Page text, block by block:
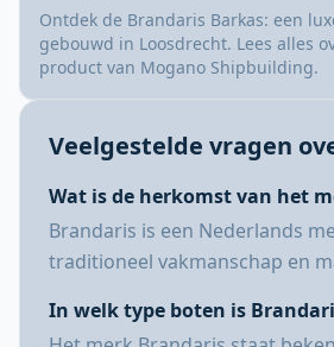
Ontdek de Brandaris Barkas: een
gebouwd in Loosdrecht. Lees alles
product van Mogano Shipbuilding.
Veelgestelde vragen
Wat is de herkomst van het
Brandaris is een Nederlands
traditioneel vakmanschap en
In welk type boten is